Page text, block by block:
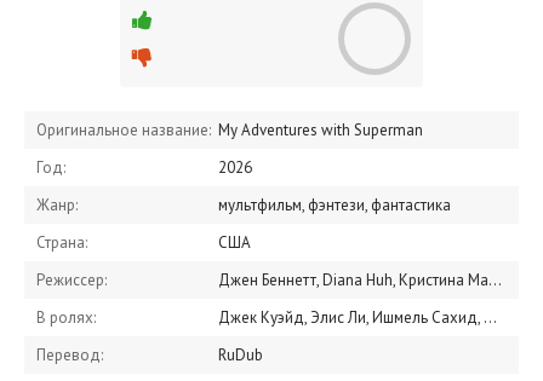
Оригинальное название: My Adventures with Superman
Год:
2026
Жанр:
мультфильм, фэнтези, фантастика
Страна:
США
Режиссер:
Джен Беннетт, Diana Huh, Кристина Манрике
В ролях:
Джек Куэйд, Элис Ли, Ишмель Сахид, Макс Миттелман, Джоэль де ла Фуэнте, Даррел Браун, Дебра Уилсон, Зехра Фазал, Крис Парнелл, Майкл Эмерсон
Перевод:
RuDub